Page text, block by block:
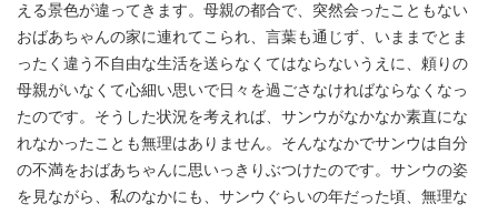
える景色が違ってきます。母親の都合で、突然会ったこともない
おばあちゃんの家に連れてこられ、言葉も通じず、いままでとま
ったく違う不自由な生活を送らなくてはならないうえに、頼りの
母親がいなくて心細い思いで日々を過ごさなければならなくなっ
たのです。そうした状況を考えれば、サンウがなかなか素直にな
れなかったことも無理はありません。そんななかでサンウは自分
の不満をおばあちゃんに思いっきりぶつけたのです。サンウの姿
を見ながら、私のなかにも、サンウぐらいの年だった頃、無理な